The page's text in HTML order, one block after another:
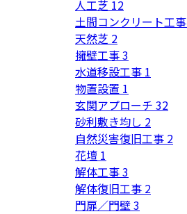
人工芝 12
土間コンクリート工事
天然芝 2
擁壁工事3
水道移設工事 1
物置設置 1
玄関アプローチ 32
砂利敷き均し 2
自然災害復旧工事 2
花壇 1
解体工事3
解体復旧工事 2
門扉／門壁3